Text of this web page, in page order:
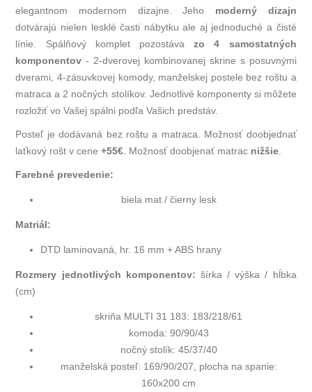
elegantnom modernom dizajne. Jeho moderný dizajn
dotvárajú nielen lesklé časti nábytku ale aj jednoduché a čisté
línie. Spálňový komplet pozostávazo 4 samostatných
komponentov - 2-dverovej kombinovanej skrine s posuvnými
dverami, 4-zásuvkovej komody, manželskej postele bez roštu a
matraca a 2 nočných stolíkov. Jednotlivé komponenty si môžete
rozložiť vo Vašej spálni podľa Vašich predstáv.
Posteľ je dodávaná bez roštu a matraca. Možnosť doobjednať
laťkový rošt v cene+55€ . Možnosť doobjenať matrac nižšie
Farebné prevedenie:
biela mat / čierny lesk
Matriál:
DTD laminovaná, hr. 16 mm + ABS hrany
Rozmery jednotlivých komponentov: šírka / výška / hĺbka
(cm)
skriňa MULTI 31 183: 183/218/61
komoda: 90/90/43
nočný stolík: 45/37/40
manželská posteľ: 169/90/207, plocha na spanie:
160x200 cm